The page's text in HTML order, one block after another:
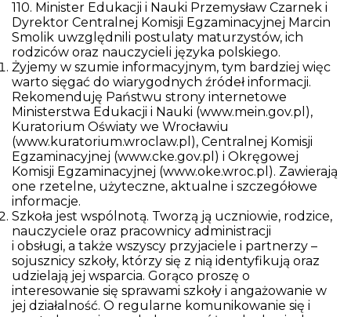
110. Minister Edukacji i Nauki Przemysław Czarnek i
Dyrektor Centralnej Komisji Egzaminacyjnej Marcin
Smolik uwzględnili postulaty maturzystów, ich
rodziców oraz nauczycieli języka polskiego.
Żyjemy w szumie informacyjnym, tym bardziej więc
warto sięgać do wiarygodnych źródeł informacji.
Rekomenduję Państwu strony internetowe
Ministerstwa Edukacji i Nauki (www.mein.gov.pl),
Kuratorium Oświaty we Wrocławiu
(www.kuratorium.wroclaw.pl), Centralnej Komisji
Egzaminacyjnej (www.cke.gov.pl) i Okręgowej
Komisji Egzaminacyjnej (www.oke.wroc.pl). Zawierają
one rzetelne, użyteczne, aktualne i szczegółowe
informacje.
Szkoła jest wspólnotą. Tworzą ją uczniowie, rodzice,
nauczyciele oraz pracownicy administracji
i obsługi, a także wszyscy przyjaciele i partnerzy –
sojusznicy szkoły, którzy się z nią identyfikują oraz
udzielają jej wsparcia. Gorąco proszę o
interesowanie się sprawami szkoły i angażowanie w
jej działalność. O regularne komunikowanie się i